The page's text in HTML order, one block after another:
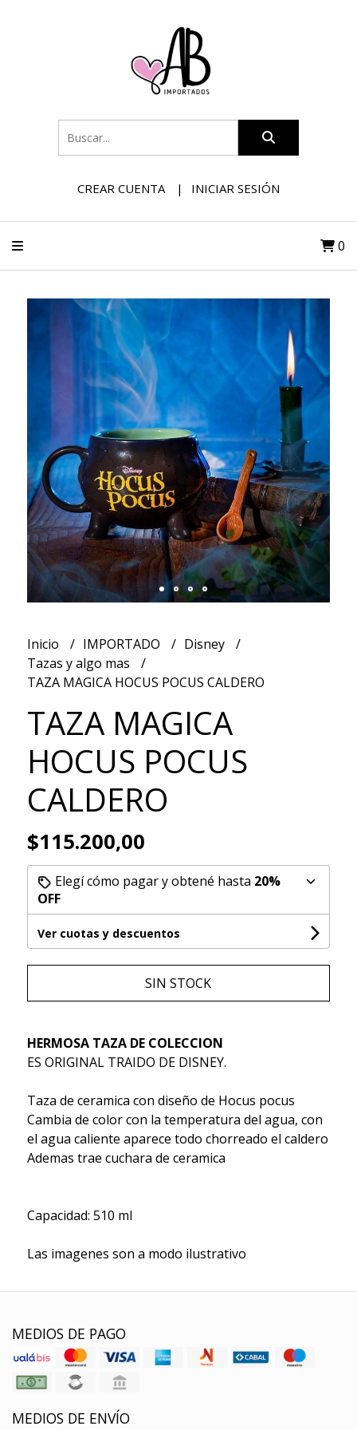
CREAR CUENTA INICIAR SESIÓN
0
Inicio IMPORTADO
Disney
Tazas y algo mas
TAZA MAGICA HOCUS POCUS CALDERO
TAZA MAGICA
HOCUS POCUS
CALDERO
$115.200,00
Elegí cómo pagar y obtené hasta 20%
OFF
Ver cuotas y descuentos
SIN STOCK
HERMOSA TAZA DE COLECCION
ES ORIGINAL TRAIDO DE DISNEY.
Taza de ceramica con diseño de Hocus pocus
Cambia de color con la temperatura del agua, con
el agua caliente aparece todo chorreado el caldero
Ademas trae cuchara de ceramica
Capacidad: 510 ml
Las imagenes son a modo ilustrativo
MEDIOS DE PAGO
MEDIOS DE ENVÍO